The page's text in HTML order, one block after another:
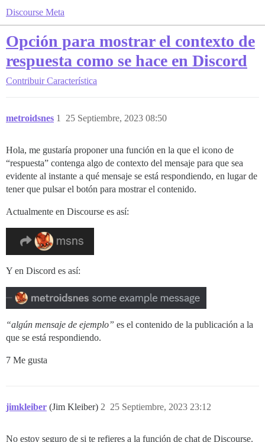
Discourse Meta
Opción para mostrar el contexto de
respuesta como se hace en Discord
Contribuir Característica
metroidsnes 25 Septiembre, 2023 08:50
1
Hola, me gustaría proponer una función en la que el icono de
“respuesta” contenga algo de contexto del mensaje para que sea
evidente al instante a qué mensaje se está respondiendo, en lugar de
tener que pulsar el botón para mostrar el contenido.
Actualmente en Discourse es así:
Y en Discord es así:
“algún mensaje de ejemplo” es el contenido de la publicación a la
que se está respondiendo.
7 Me gusta
jimkleiber (Jim Kleiber) 25 Septiembre, 2023 23:12
2
No estoy seguro de si te refieres a la función de chat de Discourse.